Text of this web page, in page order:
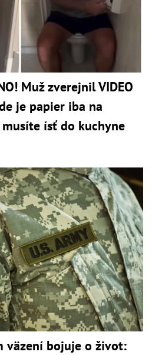
Muž zverejnil VIDEO
je papier iba na
musíte ísť do kuchyne
väzení bojuje o život: